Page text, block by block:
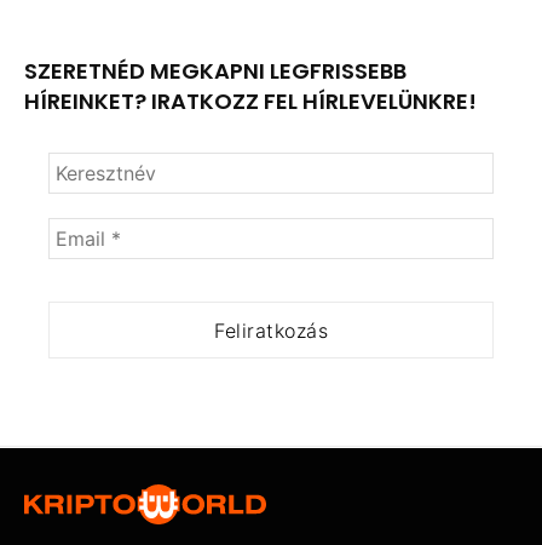
SZERETNÉD MEGKAPNI LEGFRISSEBB
HÍREINKET? IRATKOZZ FEL HÍRLEVELÜNKRE!